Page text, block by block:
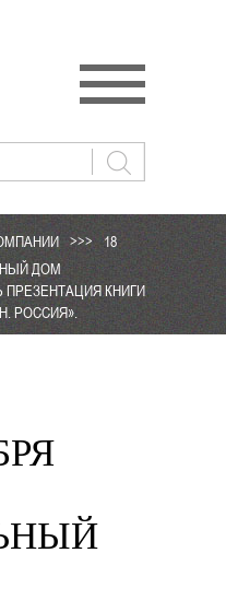
>>>
18
ДОМ
КНИГИ
РОССИЯ».